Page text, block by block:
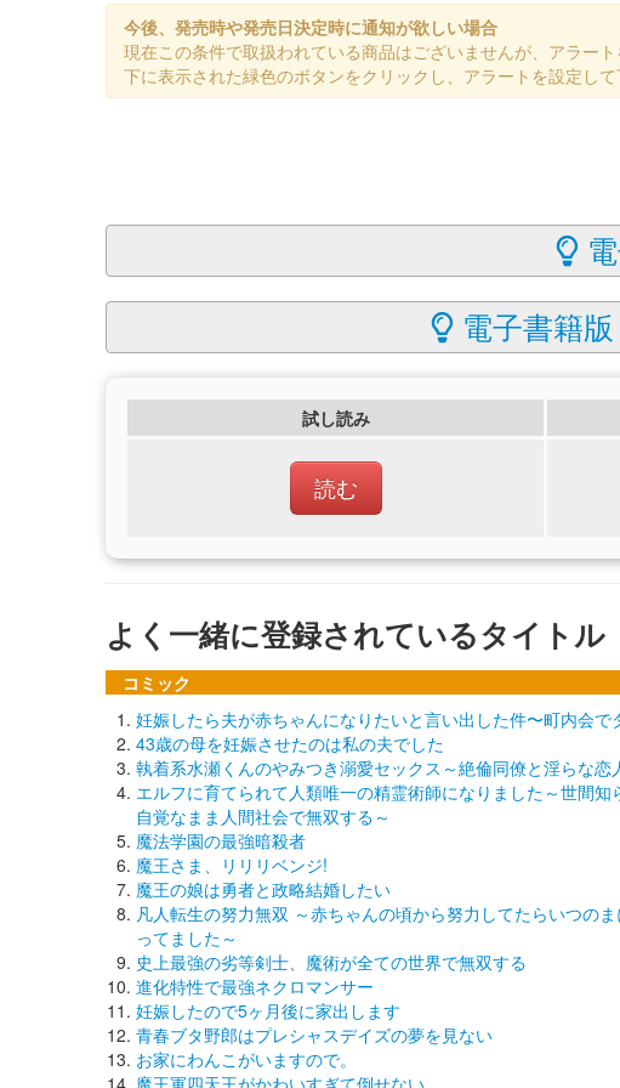
今後、発売時や発売日決定時に通知が欲しい場合
現在この条件で取扱われている商品はございませんが、アラー
下に表示された緑色のボタンをクリックし、アラートを設定して
電子書籍
試し読み
読む
よく一緒に登録されているタイトル
コミック
妊娠したら夫が赤ちゃんになりたいと言い出した件〜町内会で
43歳の母を妊娠させたのは私の夫でした
執着系水瀬くんのやみつき溺愛セックス～絶倫同僚と淫らな恋
エルフに育てられて人類唯一の精霊術師になりました～世間知
自覚なまま人間社会で無双する～
魔法学園の最強暗殺者
魔王さま、リリリベンジ!
魔王の娘は勇者と政略結婚したい
凡人転生の努力無双 ～赤ちゃんの頃から努力してたらいつの
ってました～
史上最強の劣等剣士、魔術が全ての世界で無双する
進化特性で最強ネクロマンサー
妊娠したので5ヶ月後に家出します
青春ブタ野郎はプレシャスデイズの夢を見ない
お家にわんこがいますので。
魔王軍四天王がかわいすぎて倒せない